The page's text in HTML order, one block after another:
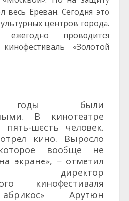
весь Ереван. Сегодня это
центров города.
проводится
«Золотой
годы были
В кинотеатре
пять-шесть человек.
кино. Выросло
вообще не
экране», − отметил
директор
кинофестиваля
Арутюн